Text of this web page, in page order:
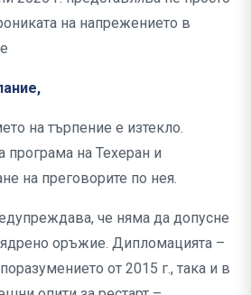
на напрежението в
на търпение е изтекло.
програма на Техеран и
на преговорите по нея.
че няма да допусне
оръжие. Дипломацията –
от 2015 г., така и в